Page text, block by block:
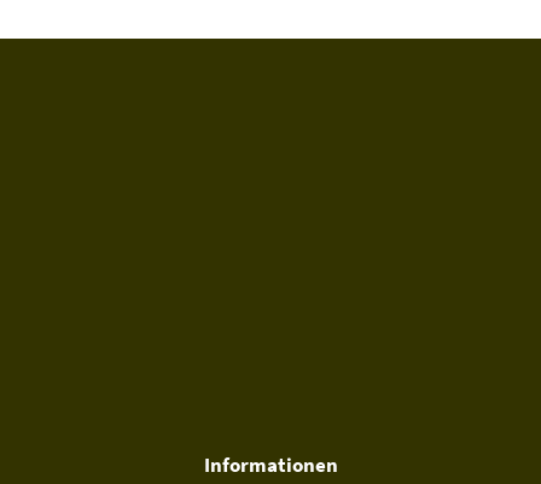
Informationen